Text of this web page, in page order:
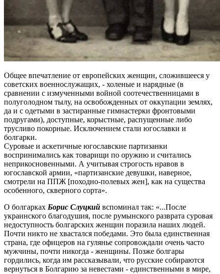
Общее впечатление от европейских женщин, сложившееся у
советских военнослужащих, - холеные и нарядные (в
сравнении с измученными войной соотечественницами в
полуголодном тылу, на освобожденных от оккупации землях,
да и с одетыми в застиранные гимнастерки фронтовыми
подругами), доступные, корыстные, распущенные либо
трусливо покорные. Исключением стали югославки и
болгарки.
Суровые и аскетичные югославские партизанки
воспринимались как товарищи по оружию и считались
неприкосновенными. А учитывая строгость нравов в
югославской армии, «партизанские девушки, наверное,
смотрели на ППЖ [походно-полевых жен], как на существа
особенного, скверного сорта».
О болгарках Борис Слуцкий вспоминал так: «...После
украинского благодушия, после румынского разврата суровая
недоступность болгарских женщин поразила наших людей.
Почти никто не хвастался победами. Это была единственная
страна, где офицеров на гулянье сопровождали очень часто
мужчины, почти никогда - женщины. Позже болгары
гордились, когда им рассказывали, что русские собираются
вернуться в Болгарию за невестами - единственными в мире,